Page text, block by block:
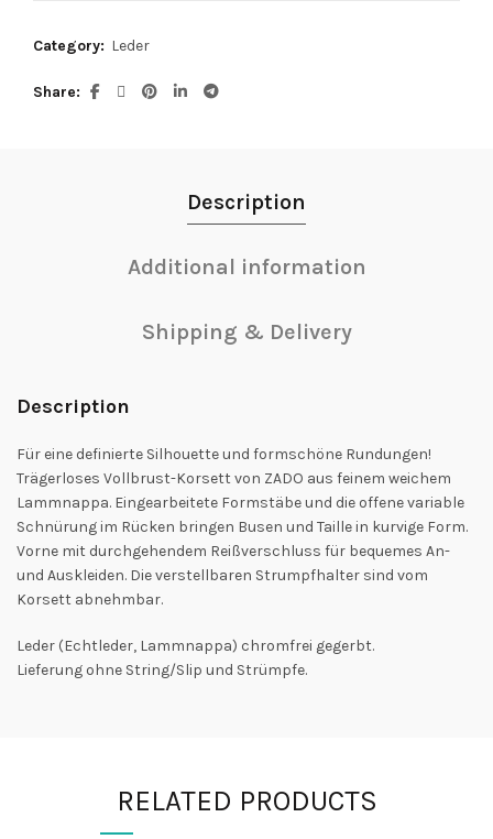
Category: Leder
Share
Description
Additional information
Shipping & Delivery
Description
Für eine definierte Silhouette und formschöne Rundungen!
Trägerloses Vollbrust-Korsett von ZADO aus feinem weichem
Lammnappa. Eingearbeitete Formstäbe und die offene variable
Schnürung im Rücken bringen Busen und Taille in kurvige Form.
Vorne mit durchgehendem Reißverschluss für bequemes An-
und Auskleiden. Die verstellbaren Strumpfhalter sind vom
Korsett abnehmbar.
Leder (Echtleder, Lammnappa) chromfrei gegerbt.
Lieferung ohne String/Slip und Strümpfe.
RELATED PRODUCTS